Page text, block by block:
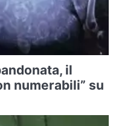
il
numerabili” su